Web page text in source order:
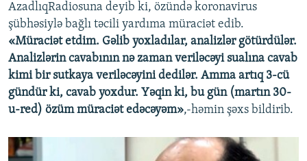
AzadlıqRadiosuna deyib ki, özündə koronavirus
şübhəsiylə bağlı təcili yardıma müraciət edib.
«Müraciət etdim. Gəlib yoxladılar, analizlər götürdülər.
Analizlərin cavabının nə zaman veriləcəyi sualına cavab
kimi bir sutkaya veriləcəyini dedilər. Amma artıq 3-cü
gündür ki, cavab yoxdur. Yəqin ki, bu gün (martın 30-
u-red) özüm müraciət edəcəyəm»,-həmin şəxs bildirib.